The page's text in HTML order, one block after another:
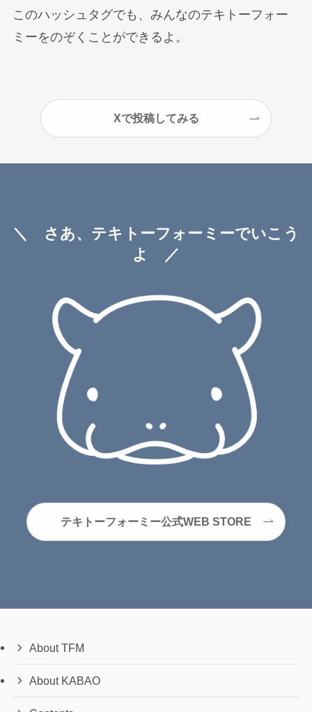
このハッシュタグでも、みんなのテキトーフォー
ミーをのぞくことができるよ。
Xで投稿してみる
＼ さあ、テキトーフォーミーでいこう
よ ／
テキトーフォーミー公式WEB STORE
About TFM
About KABAO